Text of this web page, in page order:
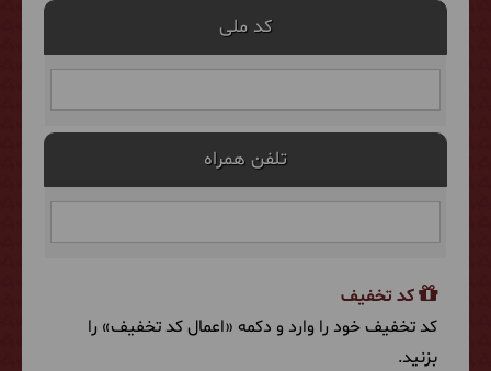
کد ملی
تلفن همراه
کد تخفیف
کد تخفیف خود را وارد و دکمه «اعمال کد تخفیف» را
بزنید.